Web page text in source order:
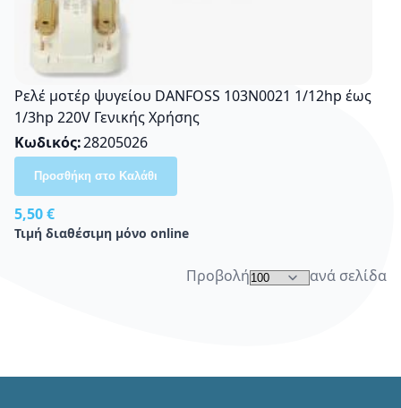
Ρελέ μοτέρ ψυγείου DANFOSS 103N0021 1/12hp έως
1/3hp 220V Γενικής Χρήσης
Κωδικός 28205026
5,50 €
Τιμή διαθέσιμη μόνο online
Προσθήκη στο Καλάθι
Προβολή ανά σελίδα